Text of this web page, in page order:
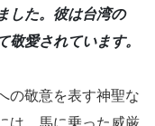
した。彼は台湾の
愛されています。
の敬意を表す神聖な